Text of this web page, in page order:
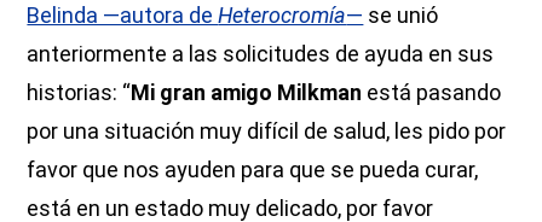
Belinda —autora deHeterocromía— se unió
anteriormente a las solicitudes de ayuda en sus
historias: “Mi gran amigo Milkman está pasando
por una situación muy difícil de salud, les pido por
favor que nos ayuden para que se pueda curar,
está en un estado muy delicado, por favor